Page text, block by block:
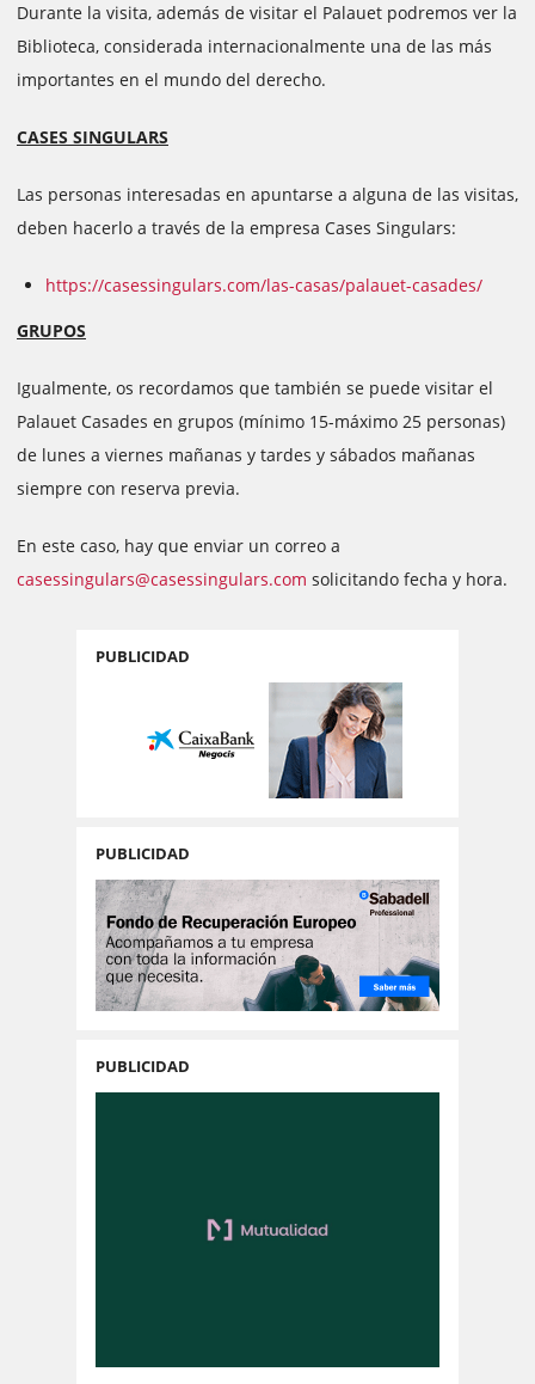
Durante la visita, además de visitar el Palauet podremos ver la
Biblioteca, considerada internacionalmente una de las más
importantes en el mundo del derecho.
CASES SINGULARS
Las personas interesadas en apuntarse a alguna de las visitas,
deben hacerlo a través de la empresa Cases Singulars:
https://casessingulars.com/las-casas/palauet-casades/
GRUPOS
Igualmente, os recordamos que también se puede visitar el
Palauet Casades en grupos (mínimo 15-máximo 25 personas)
de lunes a viernes mañanas y tardes y sábados mañanas
siempre con reserva previa.
En este caso, hay que enviar un correo a
casessingulars@casessingulars.com solicitando fecha y hora.
PUBLICIDAD
PUBLICIDAD
PUBLICIDAD